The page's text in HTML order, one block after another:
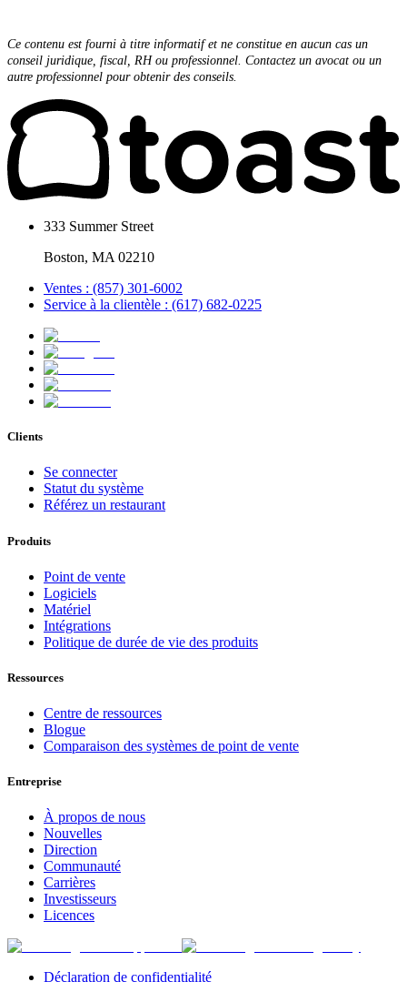
Ce contenu est fourni à titre informatif et ne constitue en aucun cas un
conseil juridique, fiscal, RH ou professionnel. Contactez un avocat ou un
autre professionnel pour obtenir des conseils.
333 Summer Street
Boston, MA 02210
Ventes : (857) 301-6002
Service à la clientèle : (617) 682-0225
Clients
Se connecter
Statut du système
Référez un restaurant
Produits
Point de vente
Logiciels
Matériel
Intégrations
Politique de durée de vie des produits
Ressources
Centre de ressources
Blogue
Comparaison des systèmes de point de vente
Entreprise
À propos de nous
Nouvelles
Direction
Communauté
Carrières
Investisseurs
Licences
Déclaration de confidentialité